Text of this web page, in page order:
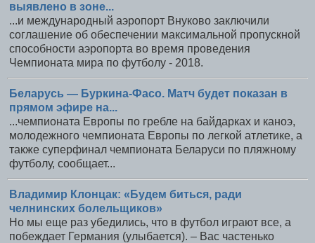
выявлено в зоне...
...и международный аэропорт Внуково заключили
соглашение об обеспечении максимальной пропускной
способности аэропорта во время проведения
Чемпионата мира по футболу - 2018.
Беларусь — Буркина-Фасо. Матч будет показан в
прямом эфире на...
...чемпионата Европы по гребле на байдарках и каноэ,
молодежного чемпионата Европы по легкой атлетике, а
также суперфинал чемпионата Беларуси по пляжному
футболу, сообщает...
Владимир Клонцак: «Будем биться, ради
челнинских болельщиков»
Но мы еще раз убедились, что в футбол играют все, а
побеждает Германия (улыбается). – Вас частенько